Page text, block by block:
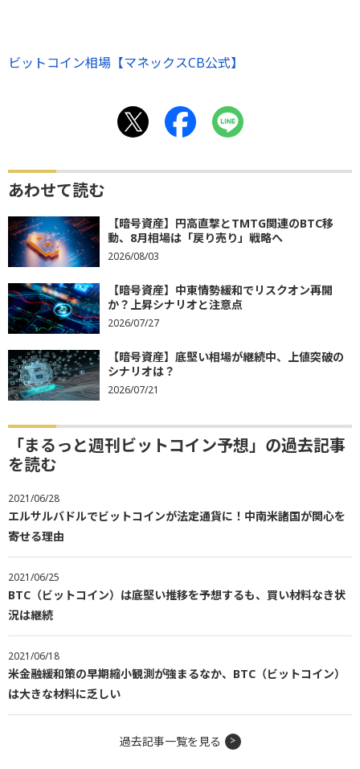
ビットコイン相場【マネックスCB公式】
あわせて読む
【暗号資産】円高直撃とTMTG関連のBTC移
動、8月相場は「戻り売り」戦略へ
2026/08/03
【暗号資産】中東情勢緩和でリスクオン再開
か？上昇シナリオと注意点
2026/07/27
【暗号資産】底堅い相場が継続中、上値突破の
シナリオは？
2026/07/21
「まるっと週刊ビットコイン予想」の過去記事
を読む
2021/06/28
エルサルバドルでビットコインが法定通貨に！中南米諸国が関心を
寄せる理由
2021/06/25
BTC（ビットコイン）は底堅い推移を予想するも、買い材料なき状
況は継続
2021/06/18
米金融緩和策の早期縮小観測が強まるなか、BTC（ビットコイン）
は大きな材料に乏しい
過去記事一覧を見る